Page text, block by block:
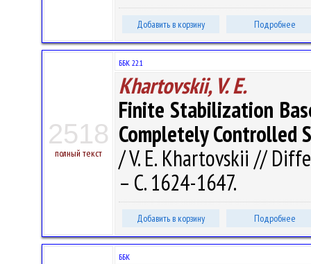
Добавить в корзину Подробнее
2518
полный текст
ББК 22.1
Khartovskii, V. E.
Finite Stabilization
Completely Controlled
/ V. E. Khartovskii //
– С. 1624-1647.
Добавить в корзину Подробнее
ББК